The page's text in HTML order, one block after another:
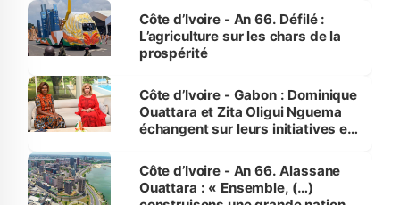
Côte d’Ivoire - An 66. Défilé :
L’agriculture sur les chars de la
prospérité
Côte d’Ivoire - Gabon : Dominique
Ouattara et Zita Oligui Nguema
échangent sur leurs initiatives en
enfants
Côte d’Ivoire - An 66. Alassane
Ouattara : « Ensemble, (…)